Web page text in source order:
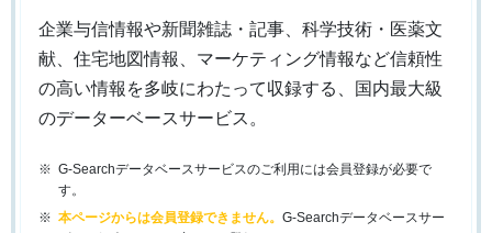
企業与信情報や新聞雑誌・記事、科学技術・医薬文
献、住宅地図情報、マーケティング情報など信頼性
の高い情報を多岐にわたって収録する、国内最大級
のデーターベースサービス。
G-Searchデータベースサービスのご利用には会員登録が必要で
す。
本ページからは会員登録できません。 G-Searchデータベースサー